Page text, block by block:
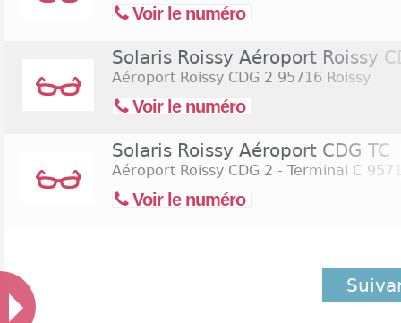
Voir le numéro
Solaris Roissy Aéroport Roissy
Aéroport Roissy CDG 2 95716 Roissy
Voir le numéro
Solaris Roissy Aéroport CDG TC
Aéroport Roissy CDG 2 - Terminal C
Voir le numéro